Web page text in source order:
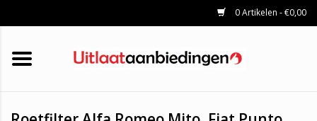
0 Artikelen - €0,00
HOME
KATALYSATOREN